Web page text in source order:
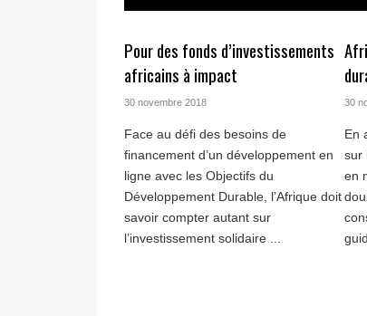
Pour des fonds d’investissements
africains à impact
30 novembre 2018
Face au défi des besoins de
financement d’un développement en
ligne avec les Objectifs du
Développement Durable, l’Afrique doit
savoir compter autant sur
l’investissement solidaire ...
30
En
sur
en